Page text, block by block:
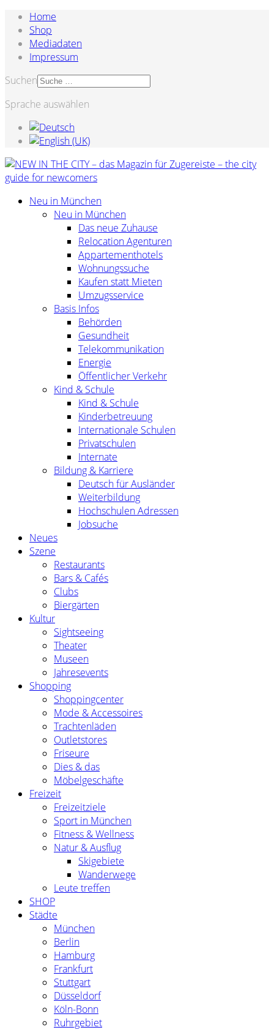
Home
Shop
Mediadaten
Impressum
Suchen
Sprache auswählen
Neu in München
Neu in München
Das neue Zuhause
Relocation Agenturen
Appartementhotels
Wohnungssuche
Kaufen statt Mieten
Umzugsservice
Basis Infos
Behörden
Gesundheit
Telekommunikation
Energie
Öffentlicher Verkehr
Kind & Schule
Kind & Schule
Kinderbetreuung
Internationale Schulen
Privatschulen
Internate
Bildung & Karriere
Deutsch für Ausländer
Weiterbildung
Hochschulen Adressen
Jobsuche
Neues
Szene
Restaurants
Bars & Cafés
Clubs
Biergärten
Kultur
Sightseeing
Theater
Museen
Jahresevents
Shopping
Shoppingcenter
Mode & Accessoires
Trachtenläden
Outletstores
Friseure
Dies & das
Möbelgeschäfte
Freizeit
Freizeitziele
Sport in München
Fitness & Wellness
Natur & Ausflug
Skigebiete
Wanderwege
Leute treffen
SHOP
Städte
München
Berlin
Hamburg
Frankfurt
Stuttgart
Düsseldorf
Köln-Bonn
Ruhrgebiet